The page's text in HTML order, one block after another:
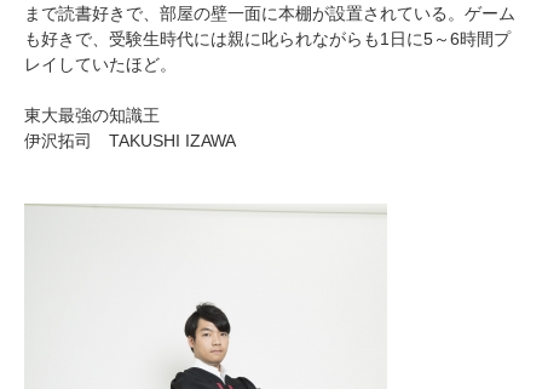
まで読書好きで、部屋の壁一面に本棚が設置されている。ゲーム
も好きで、受験生時代には親に叱られながらも1日に5～6時間プ
レイしていたほど。
東大最強の知識王
伊沢拓司 TAKUSHI IZAWA